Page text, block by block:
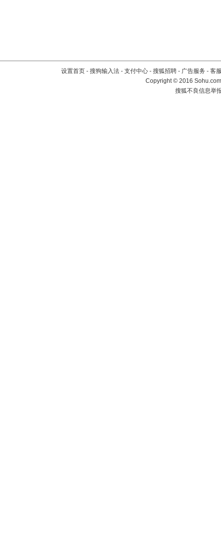
设置首页 - 搜狗输入法 - 支付中心 - 搜狐招聘 - 广告服务 - 客
Copyright©2016
搜狐不良信息举